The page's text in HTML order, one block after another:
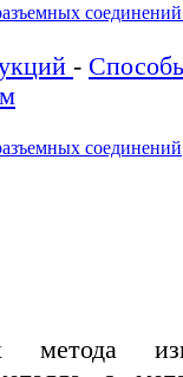
-
соединений